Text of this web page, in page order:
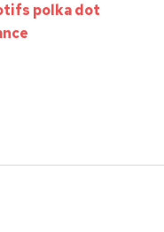
polka dot